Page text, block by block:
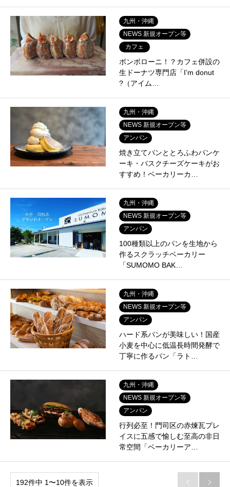
九州・沖縄
NEWS 新規オープン等
カフェ
ボンボローニ！？カフェ併設の
生ドーナツ専門店「I’m donut
?（アイム…
九州・沖縄
NEWS 新規オープン等
アンパン
焼き立てパンととろふわパンケ
ーキ・バスクチーズケーキがお
すすめ！ベーカリーカ…
九州・沖縄
NEWS 新規オープン等
アンパン
100種類以上のパンを生地から
作るスクラッチベーカリー
「SUMOMO BAK…
九州・沖縄
NEWS 新規オープン等
アンパン
ハード系パンが美味しい！国産
小麦を中心に低温長時間発酵で
丁寧に作るパン「ラト…
九州・沖縄
NEWS 新規オープン等
アンパン
行列必至！門司区の赤煉瓦プレ
イスに五感で愉しむ至高の非日
常空間「ベーカリーア…
192件中 1〜10件を表示  